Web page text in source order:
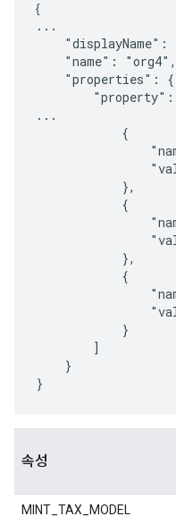
{
...
"displayName":
    "name": "org4",
    "properties": {
"property":
...
            {
            },
            {
            },
            {
            }
        ]
    }
}
속성
MINT_TAX_MODEL